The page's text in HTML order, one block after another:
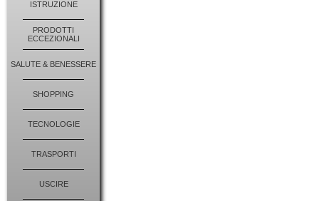
ISTRUZIONE
PRODOTTI
ECCEZIONALI
SALUTE & BENESSERE
SHOPPING
TECNOLOGIE
TRASPORTI
USCIRE